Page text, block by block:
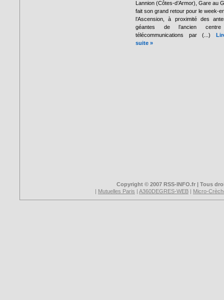
Lannion (Côtes-d’Armor), Gare au
fait son grand retour pour le week-
l’Ascension, à proximité des
géantes de l’ancien
télécommunications par (...)
suite »
Copyright © 2007 RSS-INFO.fr | Tous
| Mutuelles Paris | A360DEGRES-WEB | Micro-